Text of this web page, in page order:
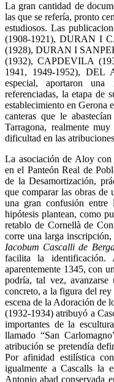
La gran cantidad de
las que se refería, pronto
estudiosos. Las
(1908-1921), DURAN I
(1928), DURAN I
(1932), CAPDEVILA
1941, 1949-1952), DEL
especial, aportaron una
referenciadas, la etapa de
establecimiento en Gerona
canteras que le
Tarragona, realmente
dificultad en las
La asociación de Aloy
en el Panteón Real de
de la Desamortización,
que comparar las obras de
una gran confusión entre
hipótesis plantean, como
retablo de Cornellà de
corre una larga
Iacobum Cascalli de
facilita la identificación.
aparentemente 1345, con
podría, tal vez,
concreto, a la figura del
escena de la Adoración
(1932-1934) atribuyó a
importantes de la
llamado “San
atribución se pretendía
Por afinidad estilística
igualmente a Cascalls la
Antonio abad conservada